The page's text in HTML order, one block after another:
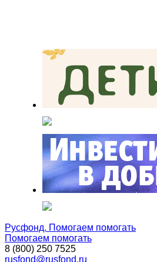
Русфонд. Помогаем помогать
Помогаем помогать
8 (800) 250 7525
rusfond@rusfond.ru